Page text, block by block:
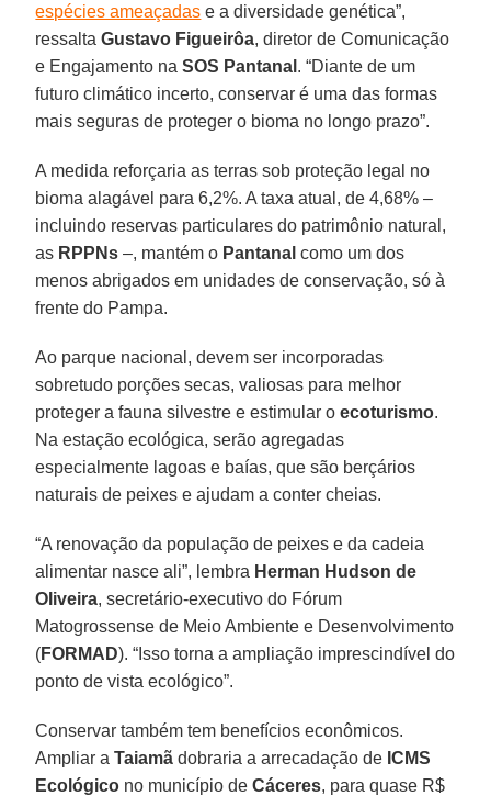
espécies ameaçadas e a diversidade genética”,
ressaltaGustavo Figueirôa, diretor de Comunicação
e Engajamento naSOS Pantanal . “Diante de um
futuro climático incerto, conservar é uma das formas
mais seguras de proteger o bioma no longo prazo”.
A medida reforçaria as terras sob proteção legal no
bioma alagável para 6,2%. A taxa atual, de 4,68% –
incluindo reservas particulares do patrimônio natural,
as RPPNs –, mantém o Pantanal como um dos
menos abrigados em unidades de conservação, só à
frente do Pampa.
Ao parque nacional, devem ser incorporadas
sobretudo porções secas, valiosas para melhor
proteger a fauna silvestre e estimular oecoturismo.
Na estação ecológica, serão agregadas
especialmente lagoas e baías, que são berçários
naturais de peixes e ajudam a conter cheias.
“A renovação da população de peixes e da cadeia
alimentar nasce ali”, lembra Herman Hudson de
Oliveira, secretário-executivo do Fórum
Matogrossense de Meio Ambiente e Desenvolvimento
(FORMAD). “Isso torna a ampliação imprescindível do
ponto de vista ecológico”.
Conservar também tem benefícios econômicos.
Ampliar aTaiamã dobraria a arrecadação de ICMS
Ecológico no município deCáceres, para quase R$